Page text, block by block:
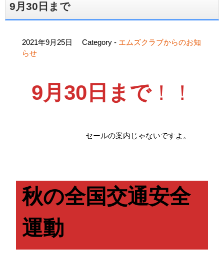
9月30日まで
2021年9月25日 Category - エムズクラブからのお知
らせ
9月30日まで！！
セールの案内じゃないですよ。
秋の全国交通安全
運動